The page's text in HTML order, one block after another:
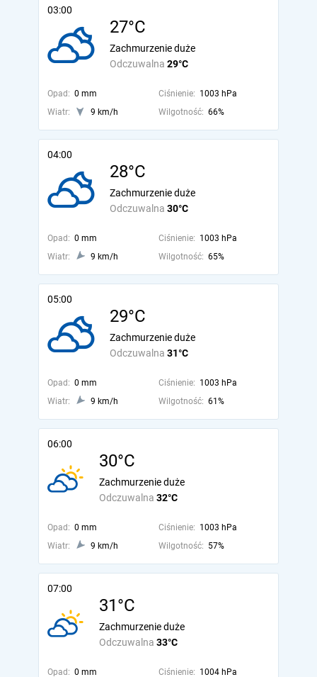
03:00
27°C
Odczuwalna 29°C
Zachmurzenie duże
Opad: 0 mm Ciśnienie: 1003 hPa
Wiatr:
9 km/h Wilgotność: 66%
04:00
28°C
Odczuwalna 30°C
Zachmurzenie duże
Opad: 0 mm Ciśnienie: 1003 hPa
Wiatr:
9 km/h Wilgotność: 65%
05:00
29°C
Odczuwalna 31°C
Zachmurzenie duże
Opad: 0 mm Ciśnienie: 1003 hPa
Wiatr:
9 km/h Wilgotność: 61%
06:00
30°C
Odczuwalna 32°C
Zachmurzenie duże
Opad: 0 mm Ciśnienie: 1003 hPa
Wiatr:
9 km/h Wilgotność: 57%
07:00
31°C
Odczuwalna 33°C
Zachmurzenie duże
Opad: 0 mm Ciśnienie: 1004 hPa